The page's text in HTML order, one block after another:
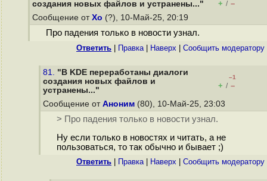
создания новых файлов и устранены..."
+ / –
Сообщение от Xo (?), 10-Май-25, 20:19
Про падения только в новости узнал.
Ответить Правка| Наверх Cообщить модератору
81. "В KDE переработаны диалоги
создания новых файлов и
устранены..."
–1
+ / –
Сообщение от Аноним (80), 10-Май-25, 23:03
> Про падения только в новости узнал.
Ну если только в новостях и читать, а не
пользоваться, то так обычно и бывает ;)
Ответить Правка| Наверх Cообщить модератору